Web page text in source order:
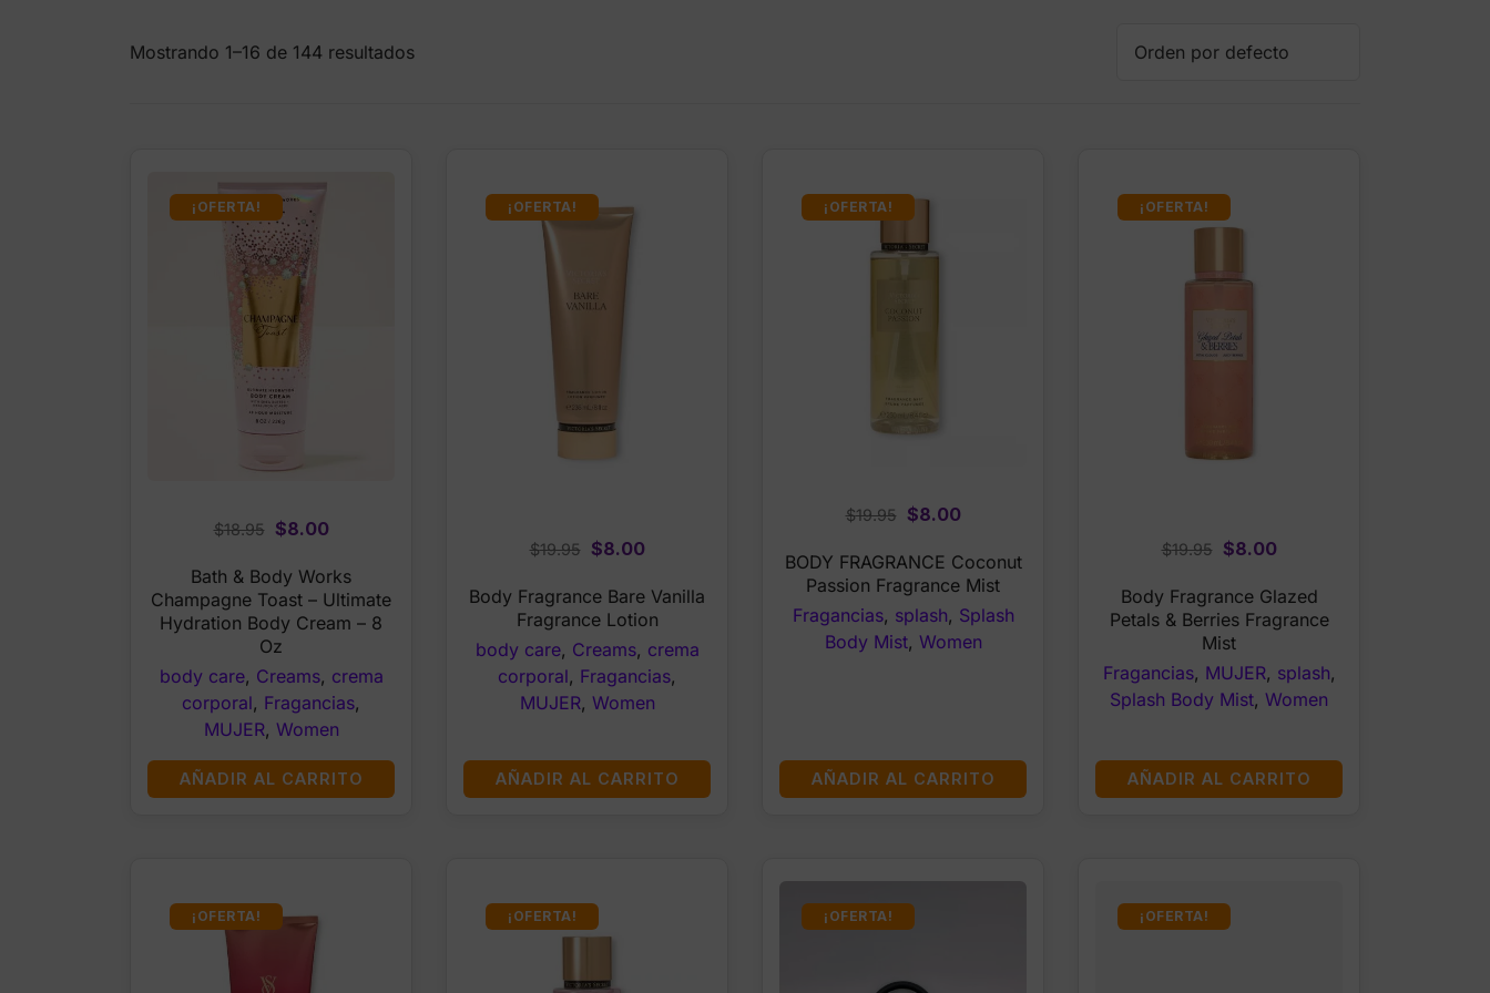
Mostrando 1–16 de 144 resultados
¡OFERTA!
$18.95
Original
was:
$18.95.
$8.00Current
is:
$8.00.
Bath & Body Works
Champagne Toast – Ultimate
Hydration Body Cream – 8
Oz
body care, Creams, crema
corporal, Fragancias,
MUJER, Women
AÑADIR AL CARRITO
¡OFERTA!
$19.95
Original
was:
$19.95.
$8.00Current
is:
$8.00.
Body Fragrance Bare Vanilla
Fragrance Lotion
body care, Creams, crema
corporal, Fragancias,
MUJER, Women
AÑADIR AL CARRITO
¡OFERTA!
$19.95
Original
was:
$19.95.
$8.00Current
is:
$8.00.
BODY FRAGRANCE Coconut
Passion Fragrance Mist
Fragancias, splash, Splash
Body Mist, Women
AÑADIR AL CARRITO
¡OFERTA!
$19.95
Original
was:
$19.95.
$8.00Current
is:
$8.00.
Body Fragrance Glazed
Petals & Berries Fragrance
Mist
Fragancias, MUJER, splash,
Splash Body Mist, Women
AÑADIR AL CARRITO
¡OFERTA! ¡OFERTA! ¡OFERTA! ¡OFERTA!